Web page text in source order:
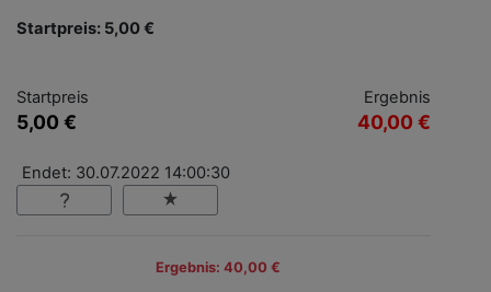
Startpreis: 5,00 €
Startpreis
5,00 €
Ergebnis
40,00 €
Endet: 30.07.2022 14:00:30
Ergebnis: 40,00 €